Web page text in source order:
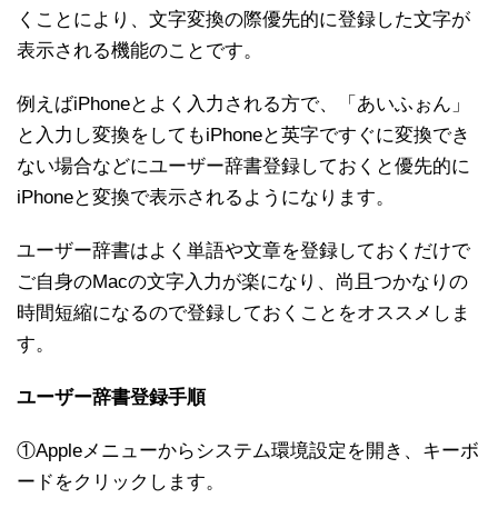
くことにより、文字変換の際優先的に登録した文字が
表示される機能のことです。
例えばiPhoneとよく入力される方で、「あいふぉん」
と入力し変換をしてもiPhoneと英字ですぐに変換でき
ない場合などにユーザー辞書登録しておくと優先的に
iPhoneと変換で表示されるようになります。
ユーザー辞書はよく単語や文章を登録しておくだけで
ご自身のMacの文字入力が楽になり、尚且つかなりの
時間短縮になるので登録しておくことをオススメしま
す。
ユーザー辞書登録手順
①Appleメニューからシステム環境設定を開き、キーボ
ードをクリックします。